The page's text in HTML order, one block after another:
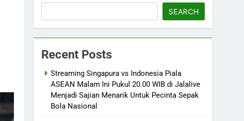
SEARCH
Recent Posts
Streaming Singapura vs Indonesia Piala
ASEAN Malam Ini Pukul 20.00 WIB di Jalalive
Menjadi Sajian Menarik Untuk Pecinta Sepak
Bola Nasional